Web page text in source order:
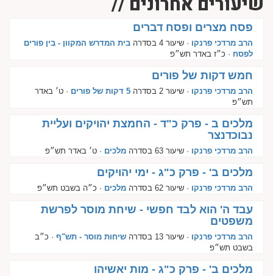
פסח מצרים ופסח דברים
הרב מרדכי פרנקו · שיעור 4 בסדרה
בית המדרש המקוון - בין פורים
לפסח · כ״ז באדר תש״פ
חמש דקות של פורים
הרב מרדכי פרנקו · שיעור 2 בסדרה 5 דקות של פורים
· ט׳ באדר
תש״פ
מלכים ב - פרק כ"ד - החמצת יהויקים ועליית
נבוכדנצר
הרב מרדכי פרנקו · שיעור 63 בסדרה מלכים · ט׳ באדר תש״פ
מלכים ב' - פרק כ"ג - ימי יהויקים
הרב מרדכי פרנקו · שיעור 62 בסדרה מלכים · כ״ה בשבט תש״פ
עבד ה' הוא לבד חפשי - שיחת מוסר לפרשת
משפטים
הרב מרדכי פרנקו · שיעור 13 בסדרה שיחות מוסר - תש"ף · כ״ב
בשבט תש״פ
מלכים ב' - פרק כ"ג - מות יאשיהו